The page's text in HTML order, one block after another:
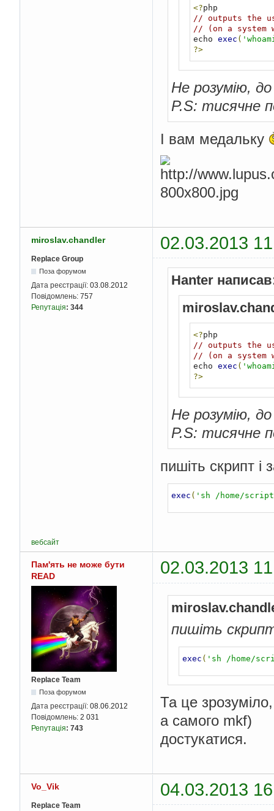
<?
// outputs the
// (on a system
echo exec (
?>
Не розумію,
P.S: тисячне
І вам медальку
miroslav.chandler 02.03.2013
Replace Group
Поза форумом
Дата реєстрації: 03.08.2012
Повідомлень: 757
Репутація: 344
Hanter
<?
// outputs the
// (on a system
echo exec (
?>
Не розумію,
P.S: тисячне
пишіть скрипт і
exec ( 'sh /home/
вебсайт
Пам'ять не може бути
READ
02.03.2013
Replace Team
Поза форумом
Дата реєстрації: 08.06.2012
Повідомлень: 2 031
Репутація: 743
пишіть
exec ( 'sh /home/
Та це
а самого mkf)
достукатися.
Vo_Vik 04.03.2013
Replace Team